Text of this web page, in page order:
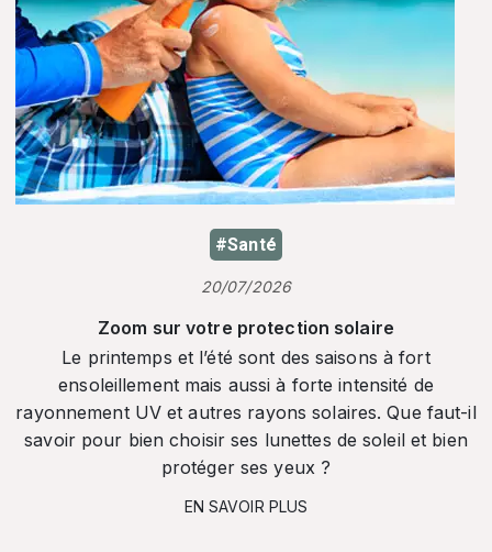
#Santé
20/07/2026
Zoom sur votre protection solaire
Le printemps et l’été sont des saisons à fort
ensoleillement mais aussi à forte intensité de
rayonnement UV et autres rayons solaires. Que faut-il
savoir pour bien choisir ses lunettes de soleil et bien
protéger ses yeux ?
EN SAVOIR PLUS